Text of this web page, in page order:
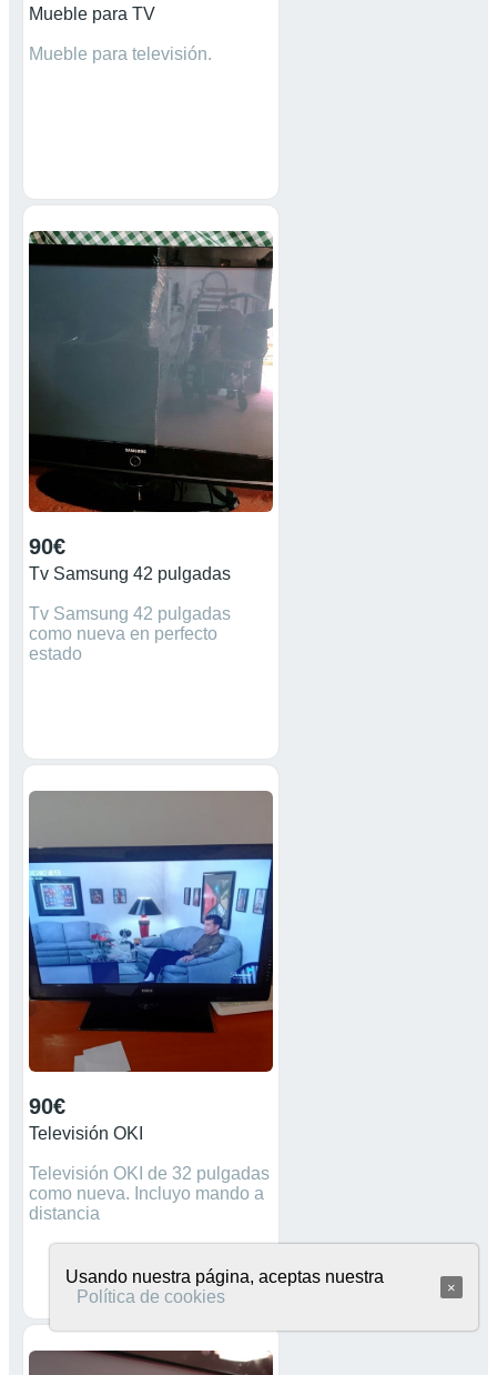
Mueble para TV
Mueble para televisión.
90€
Tv Samsung 42 pulgadas
Tv Samsung 42 pulgadas
como nueva en perfecto
estado
90€
Televisión OKI
Televisión OKI de 32 pulgadas
como nueva. Incluyo mando a
distancia
Usando nuestra página, aceptas nuestra
Política de cookies
×